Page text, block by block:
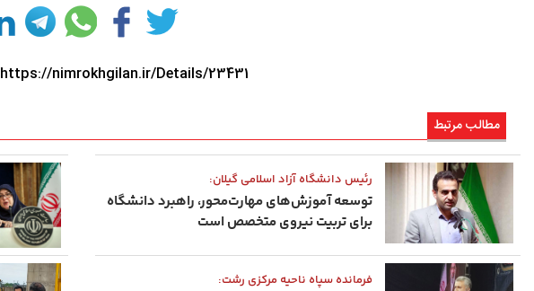
https://nimrokhgilan.ir/Details/23431
مطالب مرتبط
رئیس دانشگاه آزاد اسلامی گیلان:
توسعه آموزش‌های مهارت‌محور، راهبرد دانشگاه
برای تربیت نیروی متخصص است
فرمانده سپاه ناحیه مرکزی رشت: